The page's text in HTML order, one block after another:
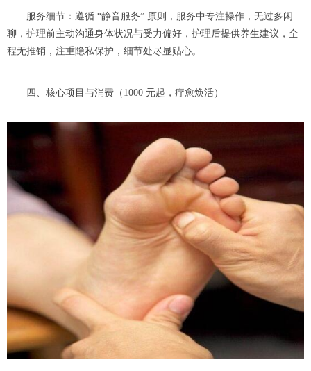
服务细节：遵循 “静音服务” 原则，服务中专注操作，无过多闲
聊，护理前主动沟通身体状况与受力偏好，护理后提供养生建议，全
程无推销，注重隐私保护，细节处尽显贴心。
四、核心项目与消费（1000 元起，疗愈焕活）